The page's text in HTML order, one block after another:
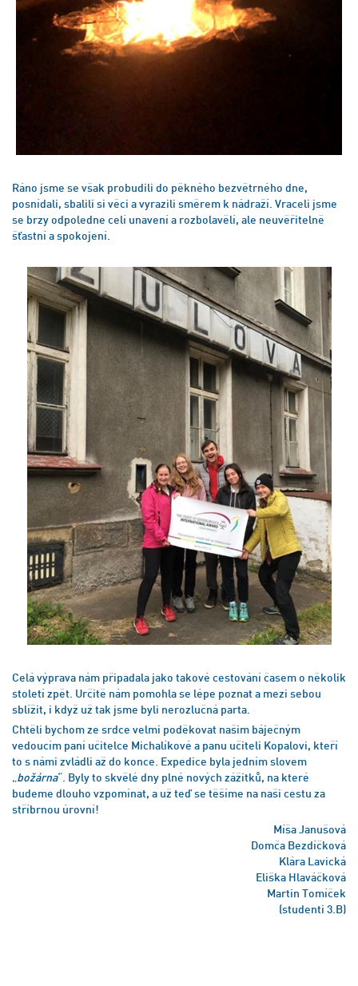
Ráno jsme se však probudili do pěkného bezvětrného dne,
posnídali, sbalili si věci a vyrazili směrem k nádraží. Vraceli jsme
se brzy odpoledne celí unavení a rozbolavělí, ale neuvěřitelně
šťastní a spokojení.
Celá výprava nám připadala jako takové cestování časem o několik
století zpět. Určitě nám pomohla se lépe poznat a mezi sebou
sblížit, i když už tak jsme byli nerozlučná parta.
Chtěli bychom ze srdce velmi poděkovat našim báječným
vedoucím paní učitelce Michalíkové a panu učiteli Kopalovi, kteří
to s námi zvládli až do konce. Expedice byla jedním slovem
„ božárna“. Byly to skvělé dny plné nových zážitků, na které
budeme dlouho vzpomínat, a už teď se těšíme na naši cestu za
stříbrnou úrovní!
Míša Janušová
Domča Bezdíčková
Klára Lavická
Eliška Hlaváčková
Martin Tomíček
(studenti 3.B)